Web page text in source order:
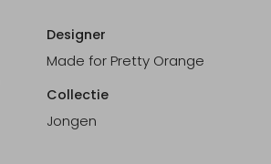
Designer
Made for Pretty Orange
Collectie
Jongen